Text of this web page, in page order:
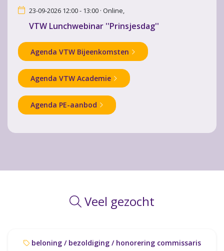
23-09-2026 12:00 - 13:00 · Online,
VTW Lunchwebinar ''Prinsjesdag''
Agenda VTW Bijeenkomsten
Agenda VTW Academie
Agenda PE-aanbod
Veel gezocht
beloning / bezoldiging / honorering commissaris